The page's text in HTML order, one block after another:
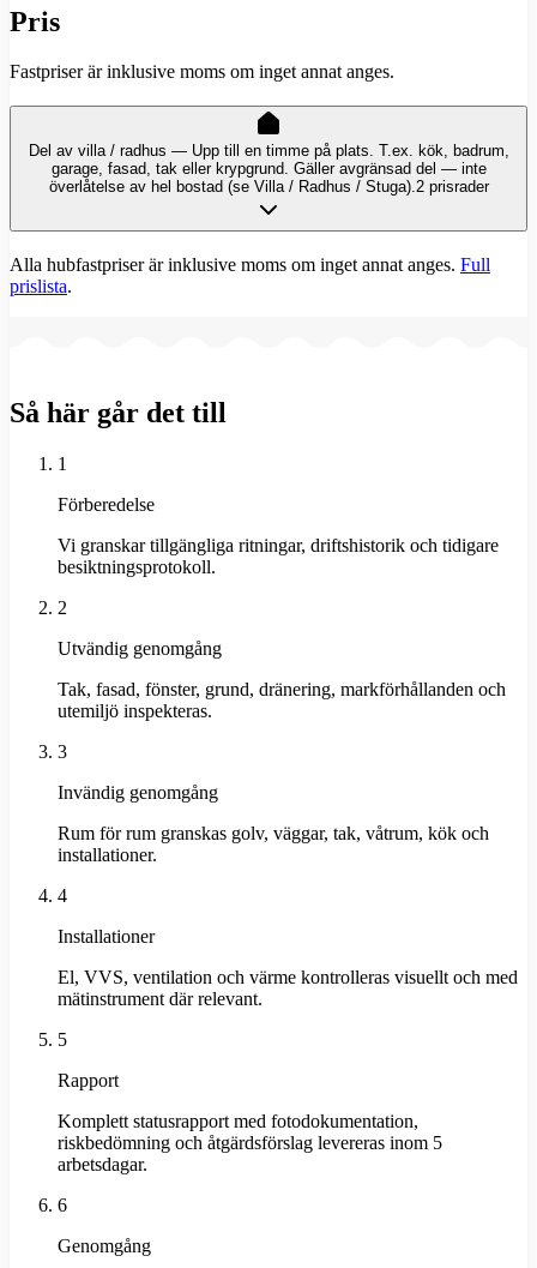
Pris
Fastpriser är inklusive moms om inget annat anges.
Del av villa / radhus — Upp till en timme på plats. T.ex. kök, badrum,
garage, fasad, tak eller krypgrund. Gäller avgränsad del — inte
överlåtelse av hel bostad (se Villa / Radhus / Stuga).2 prisrader
Alla hubfastpriser är inklusive moms om inget annat anges. Full
prislista.
Så här går det till
1
Förberedelse
Vi granskar tillgängliga ritningar, driftshistorik och tidigare
besiktningsprotokoll.
2
Utvändig genomgång
Tak, fasad, fönster, grund, dränering, markförhållanden och
utemiljö inspekteras.
3
Invändig genomgång
Rum för rum granskas golv, väggar, tak, våtrum, kök och
installationer.
4
Installationer
El, VVS, ventilation och värme kontrolleras visuellt och med
mätinstrument där relevant.
5
Rapport
Komplett statusrapport med fotodokumentation,
riskbedömning och åtgärdsförslag levereras inom 5
arbetsdagar.
6
Genomgång